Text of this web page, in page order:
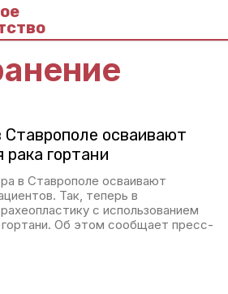
Ставрополе осваивают
гортани
в Ставрополе осваивают
Так, теперь в
с использованием
Об этом сообщает пресс-